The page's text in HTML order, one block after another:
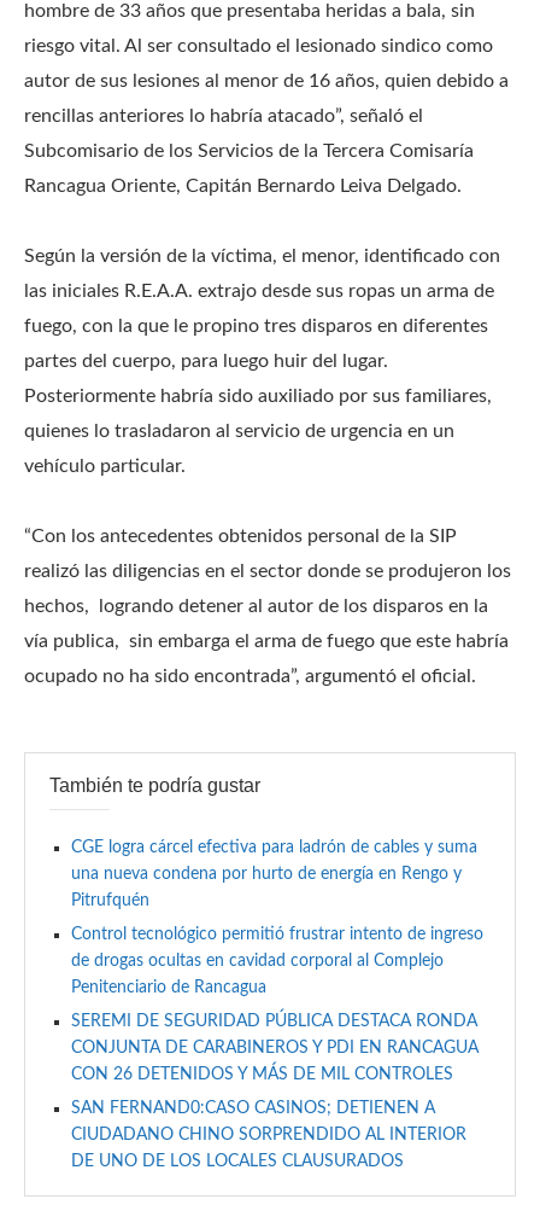
hombre de 33 años que presentaba heridas a bala, sin
riesgo vital. Al ser consultado el lesionado sindico como
autor de sus lesiones al menor de 16 años, quien debido a
rencillas anteriores lo habría atacado”, señaló el
Subcomisario de los Servicios de la Tercera Comisaría
Rancagua Oriente, Capitán Bernardo Leiva Delgado.
Según la versión de la víctima, el menor, identificado con
las iniciales R.E.A.A. extrajo desde sus ropas un arma de
fuego, con la que le propino tres disparos en diferentes
partes del cuerpo, para luego huir del lugar.
Posteriormente habría sido auxiliado por sus familiares,
quienes lo trasladaron al servicio de urgencia en un
vehículo particular.
“Con los antecedentes obtenidos personal de la SIP
realizó las diligencias en el sector donde se produjeron los
hechos, logrando detener al autor de los disparos en la
vía publica, sin embarga el arma de fuego que este habría
ocupado no ha sido encontrada”, argumentó el oficial.
También te podría gustar
CGE logra cárcel efectiva para ladrón de cables y suma
una nueva condena por hurto de energía en Rengo y
Pitrufquén
Control tecnológico permitió frustrar intento de ingreso
de drogas ocultas en cavidad corporal al Complejo
Penitenciario de Rancagua
SEREMI DE SEGURIDAD PÚBLICA DESTACA RONDA
CONJUNTA DE CARABINEROS Y PDI EN RANCAGUA
CON 26 DETENIDOS Y MÁS DE MIL CONTROLES
SAN FERNAND0:CASO CASINOS; DETIENEN A
CIUDADANO CHINO SORPRENDIDO AL INTERIOR
DE UNO DE LOS LOCALES CLAUSURADOS